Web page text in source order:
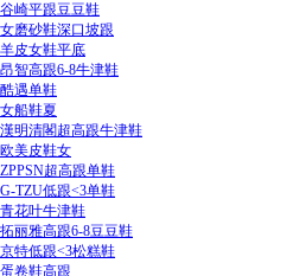
谷崎平跟豆豆鞋
女磨砂鞋深口坡跟
羊皮女鞋平底
昂智高跟6-8牛津鞋
酷遇单鞋
女船鞋夏
漢明清閣超高跟牛津鞋
欧美皮鞋女
ZPPSN超高跟单鞋
G-TZU低跟<3单鞋
青花叶牛津鞋
拓丽雅高跟6-8豆豆鞋
京特低跟<3松糕鞋
蛋卷鞋高跟